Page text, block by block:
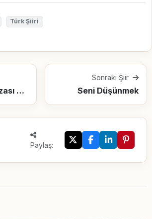
Türk Şiiri
Suyun da Hafızası Var
Sonraki Şiir
Seni Düşünmek
Paylaş: